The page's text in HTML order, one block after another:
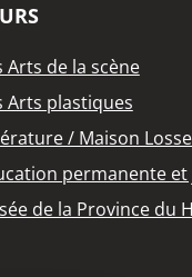
Arts de la scène
Arts plastiques
/ Maison
permanente et
de la Province du